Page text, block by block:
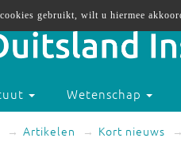
Wetenschap
Artikelen Kort nieuws
gebruikt, wilt u hiermee